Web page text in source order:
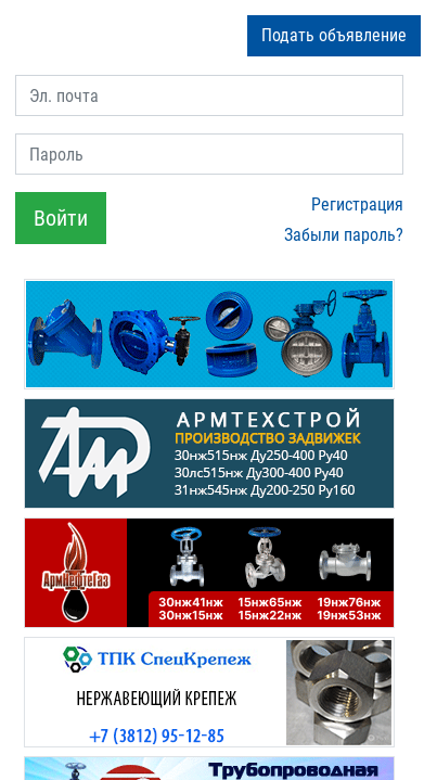
Подать объявление
Эл. почта
Пароль
Войти
Регистрация
Забыли пароль?